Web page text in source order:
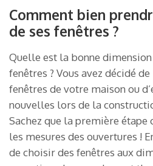
Comment bien
de ses fenêtres ?
Quelle est la bonne
fenêtres ? Vous avez décidé
fenêtres de votre maison ou
nouvelles lors de la
Sachez que la première étape
les mesures des ouvertures !
de choisir des fenêtres aux